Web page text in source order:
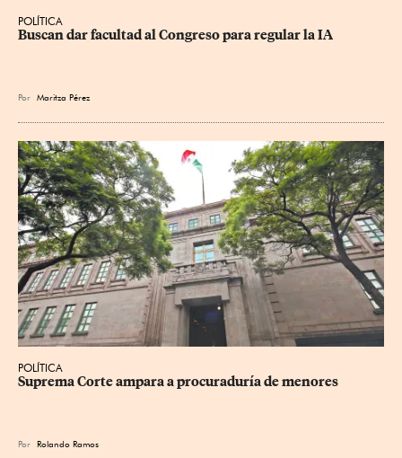
POLÍTICA
Buscan dar facultad al Congreso para regular la IA
Por Maritza Pérez
POLÍTICA
Suprema Corte ampara a procuraduría de menores
Por Rolando Ramos